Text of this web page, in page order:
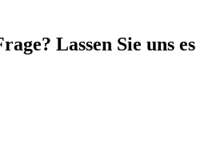
Lassen Sie uns es